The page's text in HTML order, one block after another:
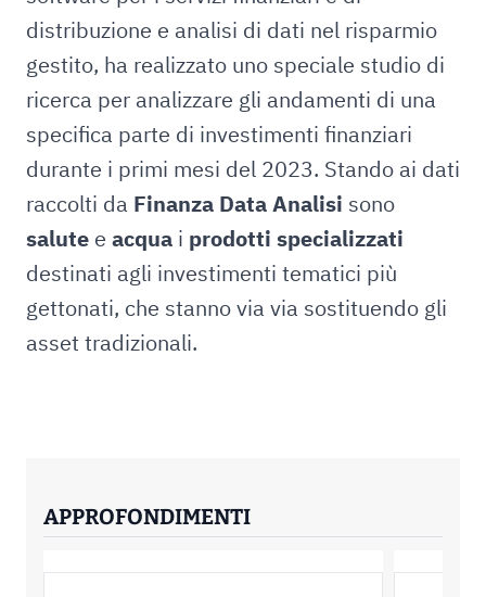
distribuzione e analisi di dati nel risparmio
gestito, ha realizzato uno speciale studio di
ricerca per analizzare gli andamenti di una
specifica parte di investimenti finanziari
durante i primi mesi del 2023. Stando ai dati
raccolti da Finanza Data Analisi sono
salute e acqua i prodotti specializzati
destinati agli investimenti tematici più
gettonati, che stanno via via sostituendo gli
asset tradizionali.
APPROFONDIMENTI